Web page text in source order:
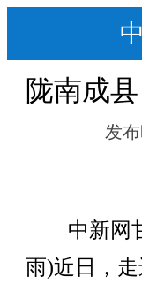
陇南成
发布
中新网甘
雨)近日，